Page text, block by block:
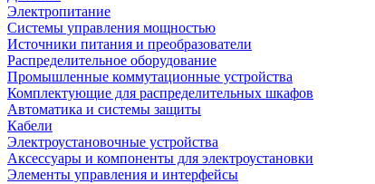
Электропитание
Системы управления мощностью
Источники питания и преобразователи
Распределительное оборудование
Промышленные коммутационные устройства
Комплектующие для распределительных шкафов
Автоматика и системы защиты
Кабели
Электроустановочные устройства
Аксессуары и компоненты для электроустановки
Элементы управления и интерфейсы